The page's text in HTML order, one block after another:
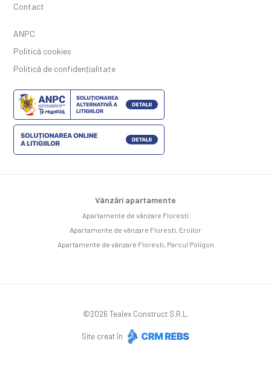
Contact
ANPC
Politică cookies
Politică de confidențialitate
Vânzări apartamente
Apartamente de vânzare Floresti
Apartamente de vânzare Floresti, Eroilor
Apartamente de vânzare Floresti, Parcul Poligon
©2026 Tealex Construct S.R.L.
Site creat în